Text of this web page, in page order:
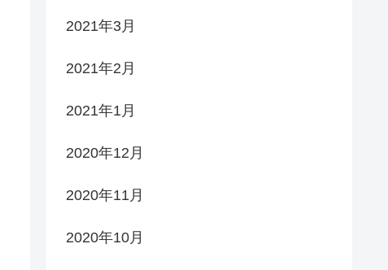
2021年3月
2021年2月
2021年1月
2020年12月
2020年11月
2020年10月